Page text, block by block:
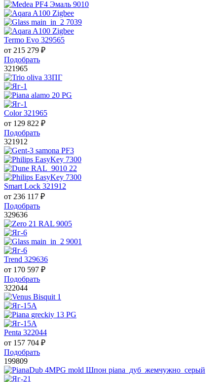
Termo Evo 329565
от 215 279 ₽
Подобрать
321965
Color 321965
от 129 822 ₽
Подобрать
321912
Smart Lock 321912
от 236 117 ₽
Подобрать
329636
Trend 329636
от 170 597 ₽
Подобрать
322044
Penta 322044
от 157 704 ₽
Подобрать
199809